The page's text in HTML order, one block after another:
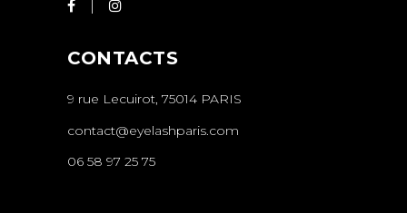
CONTACTS
9 rue Lecuirot, 75014 PARIS
contact@eyelashparis.com
06 58 97 25 75